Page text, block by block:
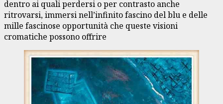
dentro ai quali perdersi o per contrasto anche
ritrovarsi, immersi nell’infinito fascino del blu e delle
mille fascinose opportunità che queste visioni
cromatiche possono offrire